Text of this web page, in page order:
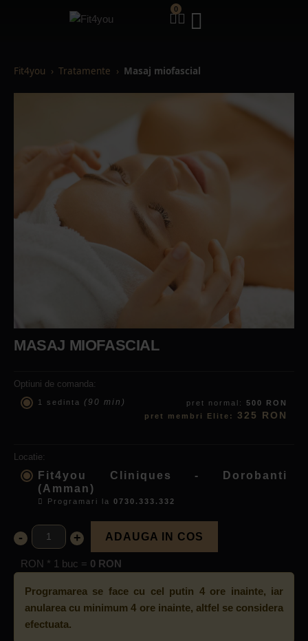
0
Fit4you Tratamente Masaj miofascial
MASAJ MIOFASCIAL
Optiuni de comanda:
1 sedinta (90 min) pret normal:
500 RON
pret membri Elite: 325 RON
Locatie:
Fit4you Cliniques - Dorobanti
(Amman)
Programari la 0730.333.332
- + ADAUGA IN COS
RON * 1 buc = 0 RON
Programarea se face cu cel putin 4 ore inainte, iar
anularea cu minimum 4 ore inainte, altfel se considera
efectuata.